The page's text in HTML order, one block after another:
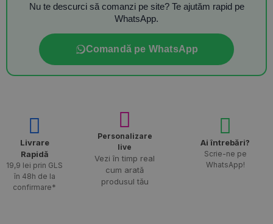
Nu te descurci să comanzi pe site? Te ajutăm rapid pe
WhatsApp.
Comandă pe WhatsApp
Livrare
Rapidă​
19,9 lei prin GLS
în 48h de la
confirmare*
Personalizare
live
Vezi în timp real
cum arată
produsul tău
Ai întrebări?
Scrie-ne pe
WhatsApp!